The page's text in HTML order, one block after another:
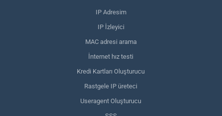
IP Adresim
IP İzleyici
MAC adresi arama
İnternet hız testi
Kredi Kartları Oluşturucu
Rastgele IP üreteci
Useragent Oluşturucu